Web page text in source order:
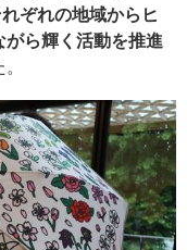
ぞれの地域からヒ
がら輝く活動を推進